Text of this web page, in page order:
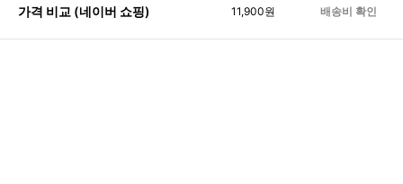
가격 비교 (네이버 쇼핑) 11,900원 배송비 확인